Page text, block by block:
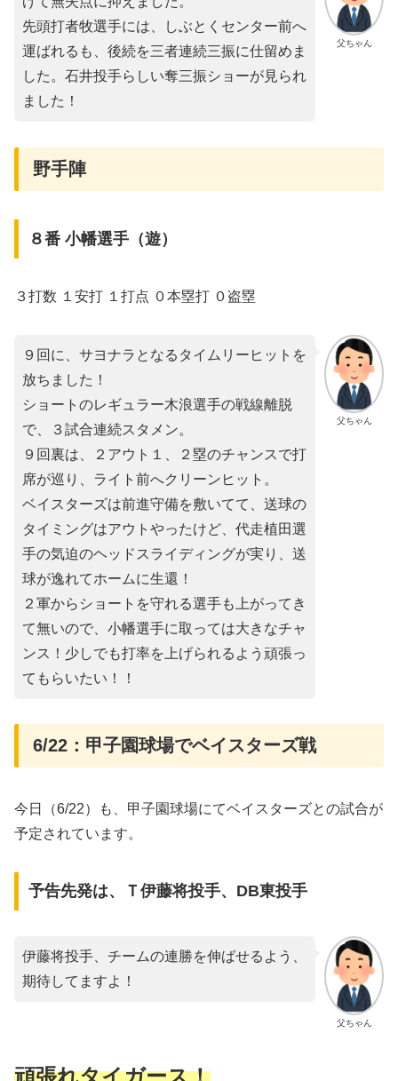
父ちゃん
先頭打者牧選手には、しぶとくセンター前へ
運ばれるも、後続を三者連続三振に仕留めま
した。石井投手らしい奪三振ショーが見られ
ました！
野手陣
８番 小幡選手（遊）
３打数 １安打 １打点 ０本塁打 ０盗塁
父ちゃん
９回に、サヨナラとなるタイムリーヒットを
放ちました！
ショートのレギュラー木浪選手の戦線離脱
で、３試合連続スタメン。
９回裏は、２アウト１、２塁のチャンスで打
席が巡り、ライト前へクリーンヒット。
ベイスターズは前進守備を敷いてて、送球の
タイミングはアウトやったけど、代走植田選
手の気迫のヘッドスライディングが実り、送
球が逸れてホームに生還！
２軍からショートを守れる選手も上がってき
て無いので、小幡選手に取っては大きなチャ
ンス！少しでも打率を上げられるよう頑張っ
てもらいたい！！
6/22：甲子園球場でベイスターズ戦
今日（6/22）も、甲子園球場にてベイスターズとの試合が
予定されています。
予告先発は、Ｔ伊藤将投手、DB東投手
父ちゃん
伊藤将投手、チームの連勝を伸ばせるよう、
期待してますよ！
頑張れタイガース！